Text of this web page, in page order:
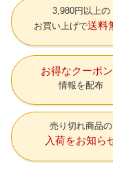
3,980円以上の
お買い上げで送料
お得なクーポン
情報を配布
売り切れ商品の
入荷をお知ら